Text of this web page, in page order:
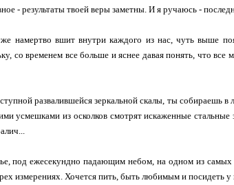
- результаты твоей веры заметны. И я ручаюсь -
намертво вшит внутри каждого из нас, чуть выше
со временем все больше и яснее давая понять, что
развалившейся зеркальной скалы, ты собираешь
усмешками из осколков смотрят искаженные
под ежесекундно падающим небом, на одном из
измерениях. Хочется пить, быть любимым и посидеть у